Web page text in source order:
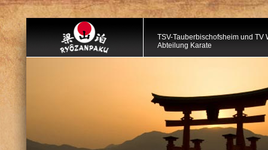
TSV-Tauberbischofsheim und TV
Abteilung Karate